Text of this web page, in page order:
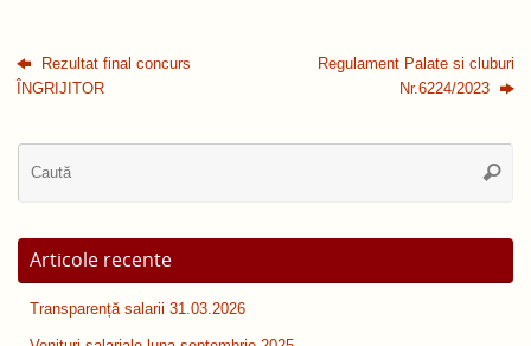
Rezultat final concurs
ÎNGRIJITOR
Regulament Palate si cluburi
Nr.6224/2023
Caută
Articole recente
Transparență salarii 31.03.2026